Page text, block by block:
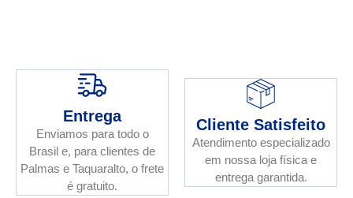
Entrega
Enviamos para todo o
Brasil e, para clientes de
Palmas e Taquaralto, o frete
é gratuito.
Cliente Satisfeito
Atendimento especializado
em nossa loja física e
entrega garantida.